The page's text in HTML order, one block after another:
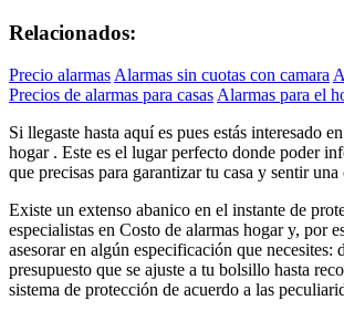
Relacionados:
Precio alarmas Alarmas sin cuotas con camara
Precios de alarmas para casas Alarmas para el
Si llegaste hasta aquí es pues estás interesado
hogar . Este es el lugar perfecto donde poder
que precisas para garantizar tu casa y sentir
Existe un extenso abanico en el instante de
especialistas en Costo de alarmas hogar y, por
asesorar en algún especificación que necesites:
presupuesto que se ajuste a tu bolsillo hasta
sistema de protección de acuerdo a las